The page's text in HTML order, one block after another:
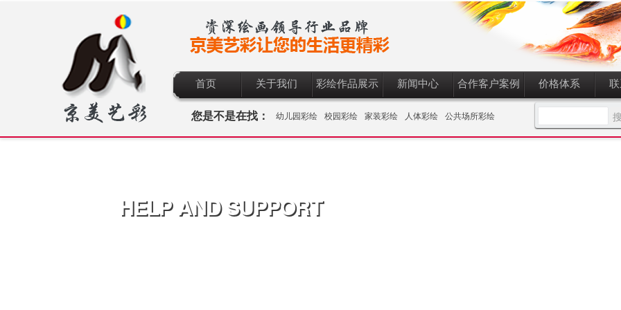
首页 关于我们 彩绘作品展示 新闻中心 合作客户案例 价格体系
您是不是在找： 幼儿园彩绘 校园彩绘 家装彩绘 人体彩绘 公共场所彩绘
HELP AND SUPPORT